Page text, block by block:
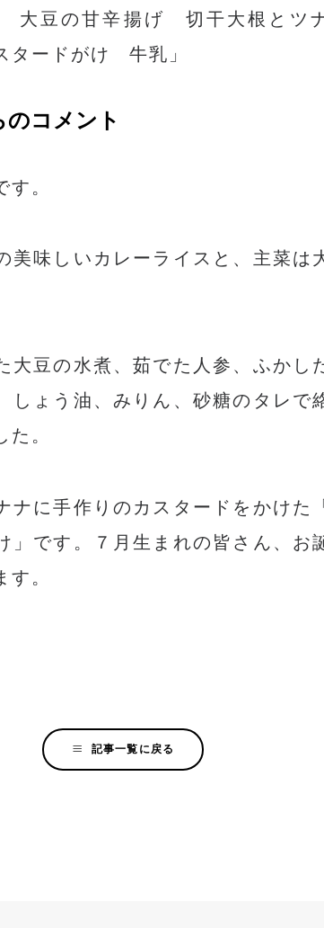
大豆の甘辛揚げ 切干大根とツ
ードがけ 牛乳」
コメント
。
美味しいカレーライスと、主菜は
大豆の水煮、茹でた人参、ふかし
しょう油、みりん、砂糖のタレで
た。
ナに手作りのカスタードをかけた
」です。７月生まれの皆さん、お
。
記事一覧に戻る